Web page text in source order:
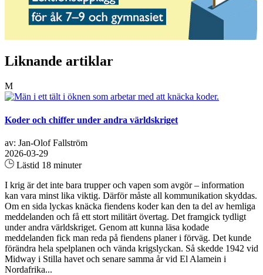
Liknande artiklar
M
Koder och chiffer under andra världskriget
av: Jan-Olof Fallström
2026-03-29
Lästid 18 minuter
I krig är det inte bara trupper och vapen som avgör – information
kan vara minst lika viktig. Därför måste all kommunikation skyddas.
Om en sida lyckas knäcka fiendens koder kan den ta del av hemliga
meddelanden och få ett stort militärt övertag. Det framgick tydligt
under andra världskriget. Genom att kunna läsa kodade
meddelanden fick man reda på fiendens planer i förväg. Det kunde
förändra hela spelplanen och vända krigslyckan. Så skedde 1942 vid
Midway i Stilla havet och senare samma år vid El Alamein i
Nordafrika...